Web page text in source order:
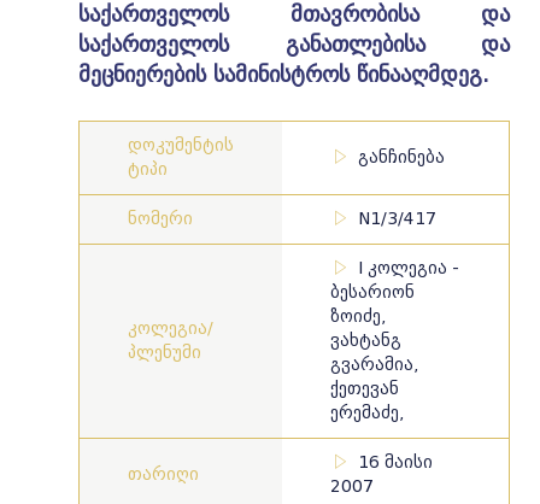
საქართველოს მთავრობისა და
საქართველოს განათლებისა და
მეცნიერების სამინისტროს წინააღმდეგ.
დოკუმენტის
ტიპი
განჩინება
ნომერი N1/3/417
კოლეგია/
პლენუმი
I კოლეგია -
ბესარიონ
ზოიძე,
ვახტანგ
გვარამია,
ქეთევან
ერემაძე,
თარიღი
16 მაისი
2007